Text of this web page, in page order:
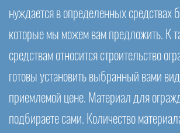
нуждается в определенных средствах
которые мы можем вам предложить. К
средствам относится строительство
готовы установить выбранный вами
приемлемой цене. Материал для
подбираете сами. Количество